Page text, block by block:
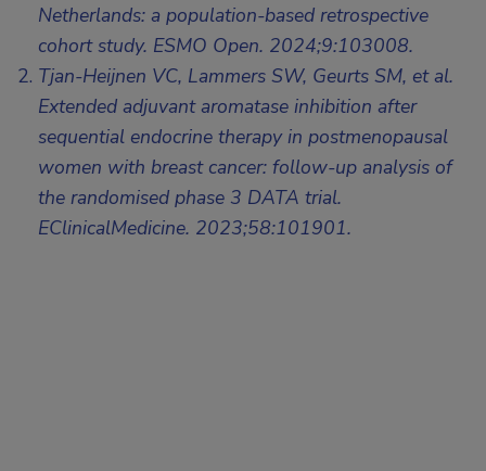
Netherlands: a population-based retrospective
cohort study. ESMO Open. 2024;9:103008.
Tjan-Heijnen VC, Lammers SW, Geurts SM, et al.
Extended adjuvant aromatase inhibition after
sequential endocrine therapy in postmenopausal
women with breast cancer: follow-up analysis of
the randomised phase 3 DATA trial.
EClinicalMedicine. 2023;58:101901.